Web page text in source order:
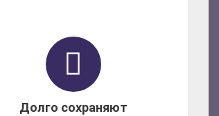
Долго сохраняют